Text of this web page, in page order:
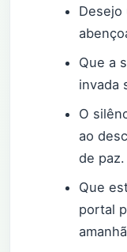
Desejo
Que a
invada
O
ao
de
Que
portal